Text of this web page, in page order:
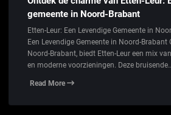
gemeente in Noord-Brabant
Etten-Leur: Een Levendige Gemeente in
Een Levendige Gemeente in Noord-Brabant
Noord-Brabant, biedt Etten-Leur een mix
en moderne voorzieningen. Deze
Read More